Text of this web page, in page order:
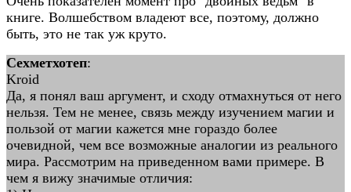
книге. Волшебством владеют все, поэтому, должно
быть, это не так уж круто.
Сехметхотеп:
Kroid
Да, я понял ваш аргумент, и сходу отмахнуться от него
нельзя. Тем не менее, связь между изучением магии и
пользой от магии кажется мне гораздо более
очевидной, чем все возможные аналогии из реального
мира. Рассмотрим на приведенном вами примере. В
чем я вижу значимые отличия: